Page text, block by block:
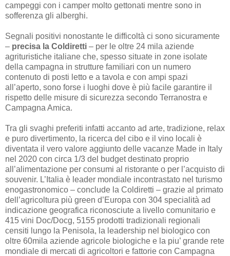
campeggi con i camper molto gettonati mentre sono in
sofferenza gli alberghi.
Segnali positivi nonostante le difficoltà ci sono sicuramente
– precisa la Coldiretti – per le oltre 24 mila aziende
agrituristiche italiane che, spesso situate in zone isolate
della campagna in strutture familiari con un numero
contenuto di posti letto e a tavola e con ampi spazi
all’aperto, sono forse i luoghi dove è più facile garantire il
rispetto delle misure di sicurezza secondo Terranostra e
Campagna Amica.
Tra gli svaghi preferiti infatti accanto ad arte, tradizione, relax
e puro divertimento, la ricerca del cibo e il vino locali è
diventata il vero valore aggiunto delle vacanze Made in Italy
nel 2020 con circa 1/3 del budget destinato proprio
all’alimentazione per consumi al ristorante o per l’acquisto di
souvenir. L’Italia è leader mondiale incontrastato nel turismo
enogastronomico – conclude la Coldiretti – grazie al primato
dell’agricoltura più green d’Europa con 304 specialità ad
indicazione geografica riconosciute a livello comunitario e
415 vini Doc/Docg, 5155 prodotti tradizionali regionali
censiti lungo la Penisola, la leadership nel biologico con
oltre 60mila aziende agricole biologiche e la piu’ grande rete
mondiale di mercati di agricoltori e fattorie con Campagna